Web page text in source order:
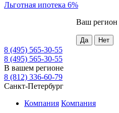
Льготная ипотека 6%
Ваш регион
8 (495) 565-30-55
8 (495) 565-30-55
В вашем регионе
8 (812) 336-60-79
Санкт-Петербург
Компания Компания